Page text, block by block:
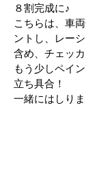
８割完成に♪
こちらは、車
ントし、レー
含め、チェッ
もう少しペイ
立ち具合！
一緒にはしり